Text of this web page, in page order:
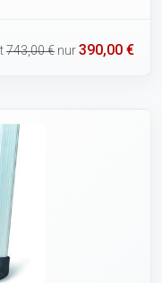
743,00 € nur390,00 €